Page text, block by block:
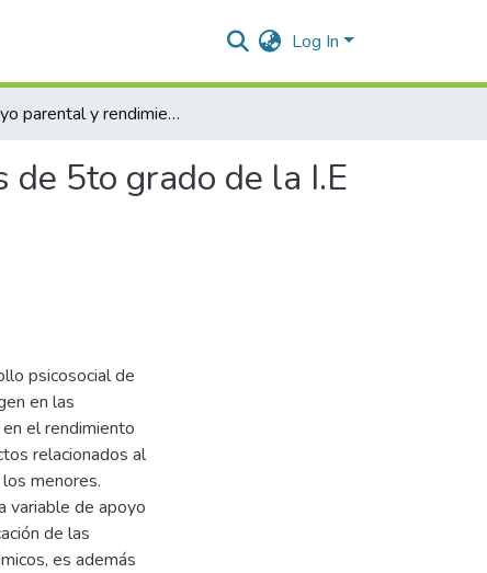
Log In
Apoyo parental y rendimiento académico en estudiantes de 5to grado de la I.E José Eugenio Martínez de Valledupar
5to grado de la I.E
psicosocial de
en las
el rendimiento
relacionados al
menores.
variable de apoyo
de las
es además